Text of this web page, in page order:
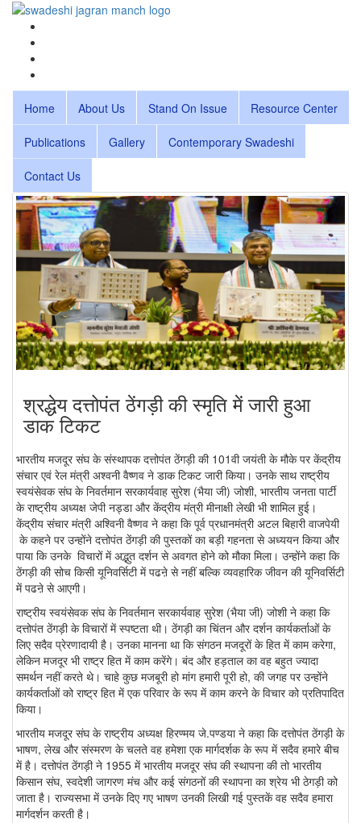
Home About Us Stand On Issue Resource Center
Publications Gallery Contemporary Swadeshi
Contact Us
श्रद्धेय दत्तोपंत ठेंगड़ी की स्मृति में जारी हुआ
डाक टिकट
भारतीय मजदूर संघ के संस्थापक दत्तोपंत ठेंगड़ी की 101वी जयंती के मौके पर केंद्रीय
संचार एवं रेल मंत्री अश्वनी वैष्णव ने डाक टिकट जारी किया। उनके साथ राष्ट्रीय
स्वयंसेवक संघ के निवर्तमान सरकार्यवाह सुरेश (भैया जी) जोशी, भारतीय जनता पार्टी
के राष्ट्रीय अध्यक्ष जेपी नड्डा और केंद्रीय मंत्री मीनाक्षी लेखी भी शामिल हुई।
केंद्रीय संचार मंत्री अश्विनी वैष्णव ने कहा कि पूर्व प्रधानमंत्री अटल बिहारी वाजपेयी
के कहने पर उन्होंने दत्तोपंत ठेंगड़ी की पुस्तकों का बड़ी गहनता से अध्ययन किया और
पाया कि उनके विचारों में अद्भुत दर्शन से अवगत होने को मौका मिला। उन्होंने कहा कि
ठेंगड़ी की सोच किसी यूनिवर्सिटी में पढऩे से नहीं बल्कि व्यवहारिक जीवन की यूनिवर्सिटी
में पढऩे से आएगी।
राष्ट्रीय स्वयंसेवक संघ के निवर्तमान सरकार्यवाह सुरेश (भैया जी) जोशी ने कहा कि
दत्तोपंत ठेंगड़ी के विचारों में स्पष्टता थी। ठेंगड़ी का चिंतन और दर्शन कार्यकर्ताओं के
लिए सदैव प्रेरणादायी है। उनका मानना था कि संगठन मजदूरों के हित में काम करेगा,
लेकिन मजदूर भी राष्ट्र हित में काम करेंगे। बंद और हड़ताल का वह बहुत ज्यादा
समर्थन नहीं करते थे। चाहे कुछ मजबूरी हो मांग हमारी पूरी हो, की जगह पर उन्होंने
कार्यकर्ताओं को राष्ट्र हित में एक परिवार के रूप में काम करने के विचार को प्रतिपादित
किया।
भारतीय मजदूर संघ के राष्ट्रीय अध्यक्ष हिरण्मय जे.पण्डया ने कहा कि दत्तोपंत ठेंगड़ी के
भाषण, लेख और संस्मरण के चलते वह हमेशा एक मार्गदर्शक के रूप में सदैव हमारे बीच
में है। दत्तोपंत ठेंगड़ी ने 1955 में भारतीय मजदूर संघ की स्थापना की तो भारतीय
किसान संघ, स्वदेशी जागरण मंच और कई संगठनों की स्थापना का श्रेय भी ठेगड़ी को
जाता है। राज्यसभा में उनके दिए गए भाषण उनकी लिखी गई पुस्तकें वह सदैव हमारा
मार्गदर्शन करती है।